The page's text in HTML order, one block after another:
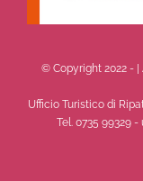
© Copyright 2022 -
Ufficio Turistico di
Tel. 0735 99329